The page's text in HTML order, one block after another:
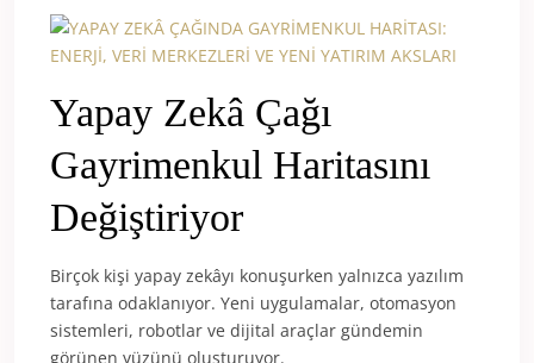
Yapay Zekâ Çağı
Gayrimenkul Haritasını
Değiştiriyor
Birçok kişi yapay zekâyı konuşurken yalnızca yazılım
tarafına odaklanıyor. Yeni uygulamalar, otomasyon
sistemleri, robotlar ve dijital araçlar gündemin
görünen yüzünü oluşturuyor.